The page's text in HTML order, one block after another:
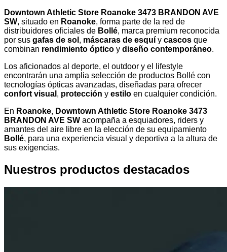
Downtown Athletic Store Roanoke 3473 BRANDON AVE
SW, situado en Roanoke, forma parte de la red de
distribuidores oficiales de Bollé, marca premium reconocida
por sus gafas de sol , máscaras de esquí y cascos que
combinan rendimiento óptico y diseño contemporáneo.
Los aficionados al deporte, el outdoor y el lifestyle
encontrarán una amplia selección de productos Bollé con
tecnologías ópticas avanzadas, diseñadas para ofrecer
confort visual , protección y estilo en cualquier condición.
En Roanoke, Downtown Athletic Store Roanoke 3473
BRANDON AVE SW acompaña a esquiadores, riders y
amantes del aire libre en la elección de su equipamiento
Bollé, para una experiencia visual y deportiva a la altura de
sus exigencias.
Nuestros productos destacados